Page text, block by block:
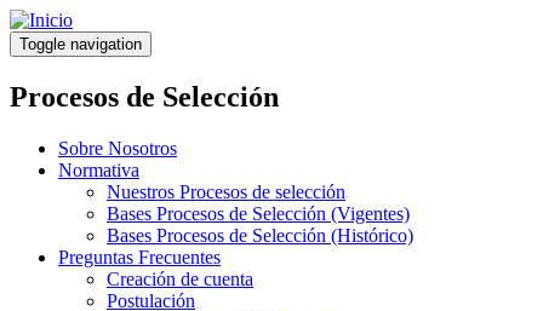
Pasar
al
contenido
principal
Toggle navigation
Procesos de Selección
Sobre Nosotros
Normativa
Nuestros Procesos de selección
Bases Procesos de Selección (Vigentes)
Bases Procesos de Selección (Histórico)
Preguntas Frecuentes
Creación de cuenta
Postulación